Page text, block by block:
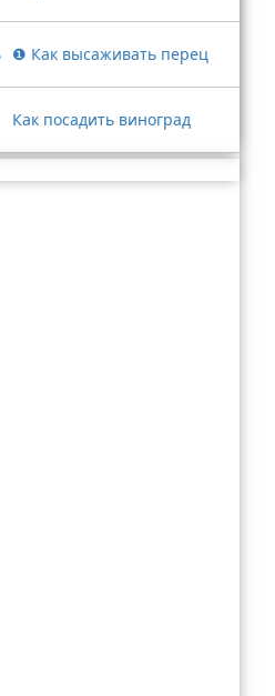
❶ Как высаживать перец
Как посадить виноград